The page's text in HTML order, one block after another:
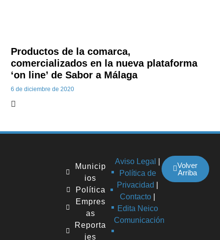
Productos de la comarca,
comercializados en la nueva plataforma
‘on line’ de Sabor a Málaga
6 de diciembre de 2020
Municip
ios
Política
Empres
as
Reporta
jes
Aviso Legal
Política de
Privacidad
Contacto
Edita Neico
Comunicación
Volver
Arriba